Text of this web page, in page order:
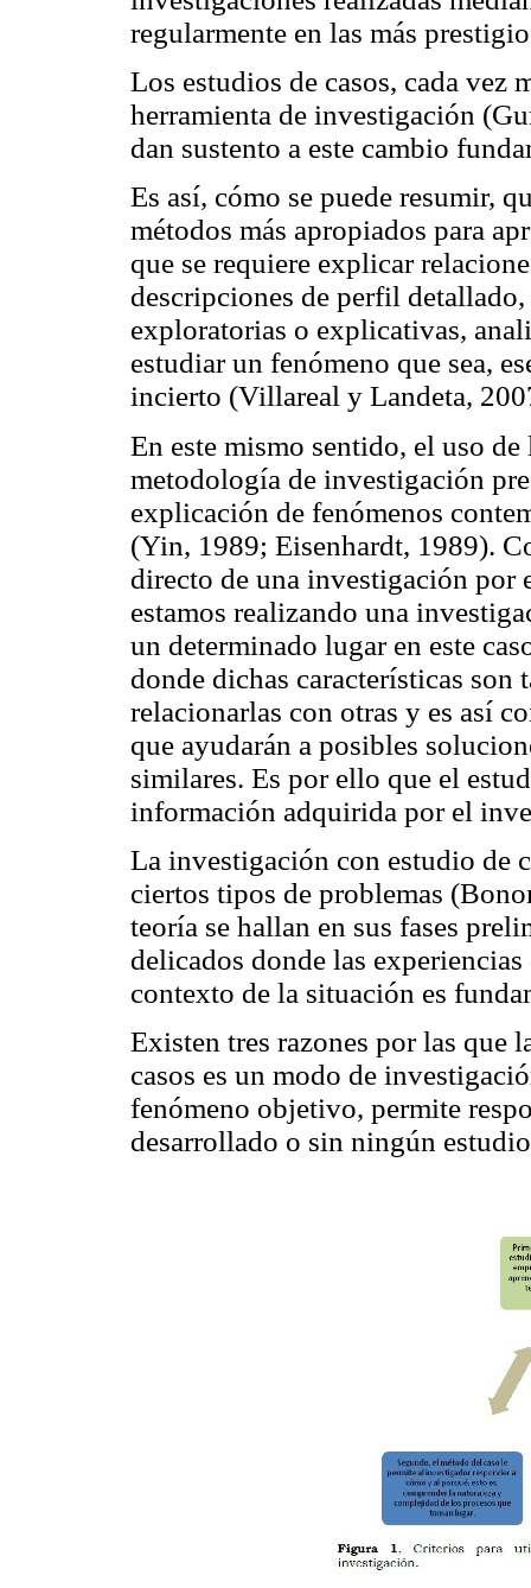
regularmente en las más
Los estudios de casos, cada vez
herramienta de investigación
dan sustento a este cambio
Es así, cómo se puede resumir,
métodos más apropiados para
que se requiere explicar
descripciones de perfil
exploratorias o explicativas,
estudiar un fenómeno que sea,
incierto (Villareal y Landeta,
En este mismo sentido, el uso
metodología de investigación
explicación de fenómenos
(Yin, 1989; Eisenhardt, 1989).
directo de una investigación por
estamos realizando una
un determinado lugar en este
donde dichas características son
relacionarlas con otras y es así
que ayudarán a posibles
similares. Es por ello que el
información adquirida por el
La investigación con estudio de
ciertos tipos de problemas
teoría se hallan en sus fases
delicados donde las
contexto de la situación es
Existen tres razones por las que
casos es un modo de
fenómeno objetivo, permite
desarrollado o sin ningún